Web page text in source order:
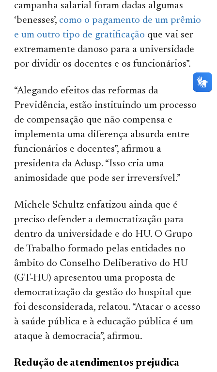
campanha salarial foram dadas algumas
‘benesses’, como o pagamento de um prêmio
e um outro tipo de gratificação que vai ser
extremamente danoso para a universidade
por dividir os docentes e os funcionários”.
“Alegando efeitos das reformas da
Previdência, estão instituindo um processo
de compensação que não compensa e
implementa uma diferença absurda entre
funcionários e docentes”, afirmou a
presidenta da Adusp. “Isso cria uma
animosidade que pode ser irreversível.”
Michele Schultz enfatizou ainda que é
preciso defender a democratização para
dentro da universidade e do HU. O Grupo
de Trabalho formado pelas entidades no
âmbito do Conselho Deliberativo do HU
(GT-HU) apresentou uma proposta de
democratização da gestão do hospital que
foi desconsiderada, relatou. “Atacar o acesso
à saúde pública e à educação pública é um
ataque à democracia”, afirmou.
Redução de atendimentos prejudica